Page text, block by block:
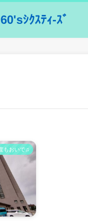
ｼｸｽﾃｨ-ｽﾞ
もおいで♫